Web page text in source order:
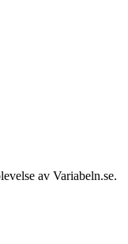
av Variabeln.se.